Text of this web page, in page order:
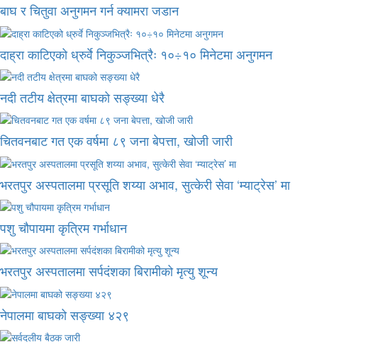
बाघ र चितुवा अनुगमन गर्न क्यामरा जडान
दाह्रा काटिएको ध्रुर्वे निकुञ्जभित्रैः १०÷१० मिनेटमा अनुगमन
नदी तटीय क्षेत्रमा बाघको सङ्ख्या धेरै
चितवनबाट गत एक वर्षमा ८९ जना बेपत्ता, खोजी जारी
भरतपुर अस्पतालमा प्रसूति शय्या अभाव, सुत्केरी सेवा ‘म्याट्रेस’ मा
पशु चौपायमा कृत्रिम गर्भाधान
भरतपुर अस्पतालमा सर्पदंशका बिरामीको मृत्यु शून्य
नेपालमा बाघको सङ्ख्या ४२९